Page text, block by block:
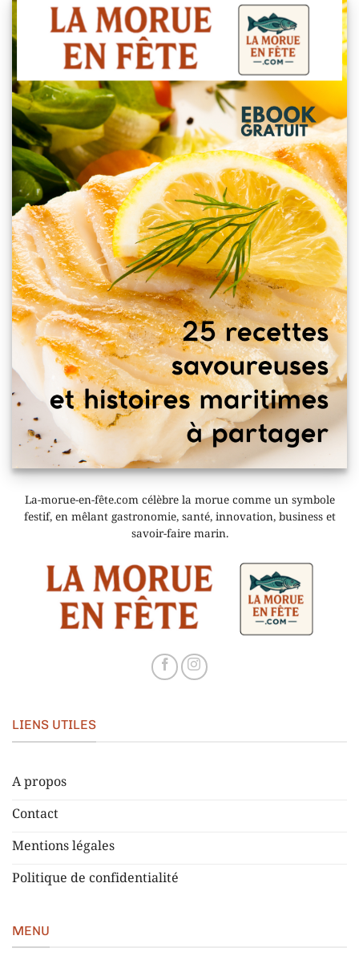
La-morue-en-fête.com célèbre la morue comme un symbole
festif, en mêlant gastronomie, santé, innovation, business et
savoir-faire marin.
LIENS UTILES
A propos
Contact
Mentions légales
Politique de confidentialité
MENU